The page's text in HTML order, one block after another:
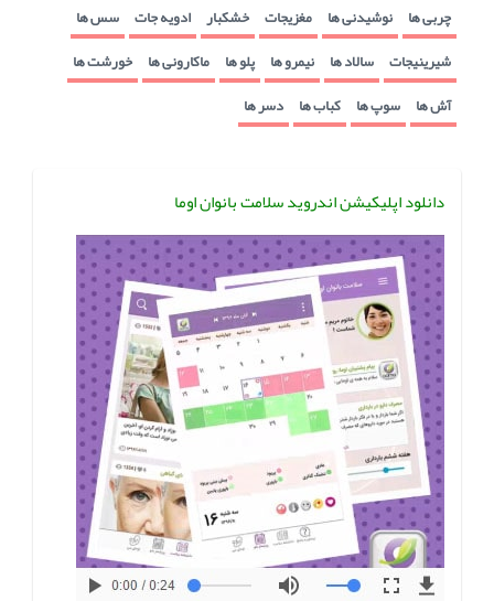
چربی ها نوشیدنی ها مغزیجات خشکبار ادویه جات سس ها
شیرینیجات سالاد ها نیمرو ها پلو ها ماکارونی ها خورشت ها
آش ها سوپ ها کباب ها دسر ها
دانلود اپلیکیشن اندروید سلامت بانوان اوما